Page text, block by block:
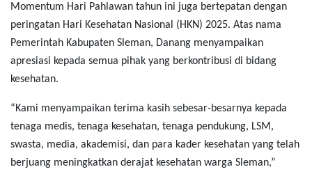
Momentum Hari Pahlawan tahun ini juga bertepatan dengan
peringatan Hari Kesehatan Nasional (HKN) 2025. Atas nama
Pemerintah Kabupaten Sleman, Danang menyampaikan
apresiasi kepada semua pihak yang berkontribusi di bidang
kesehatan.
“Kami menyampaikan terima kasih sebesar-besarnya kepada
tenaga medis, tenaga kesehatan, tenaga pendukung, LSM,
swasta, media, akademisi, dan para kader kesehatan yang telah
berjuang meningkatkan derajat kesehatan warga Sleman,”